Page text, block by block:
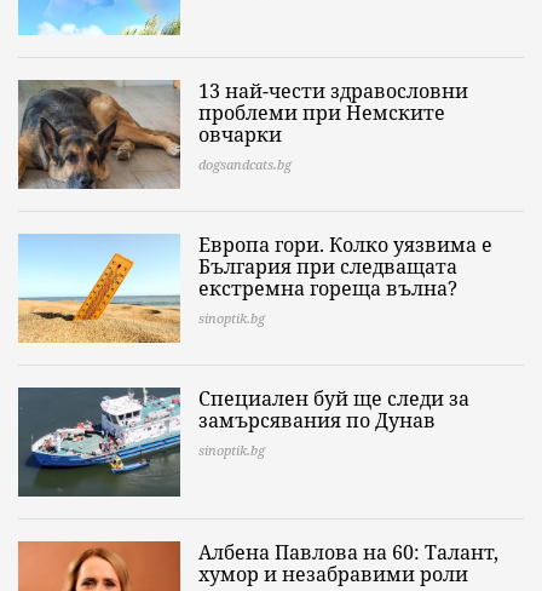
13 най-чести здравословни
проблеми при Немските
овчарки
dogsandcats.bg
Европа гори. Колко уязвима е
България при следващата
екстремна гореща вълна?
sinoptik.bg
Специален буй ще следи за
замърсявания по Дунав
sinoptik.bg
Албена Павлова на 60: Талант,
хумор и незабравими роли